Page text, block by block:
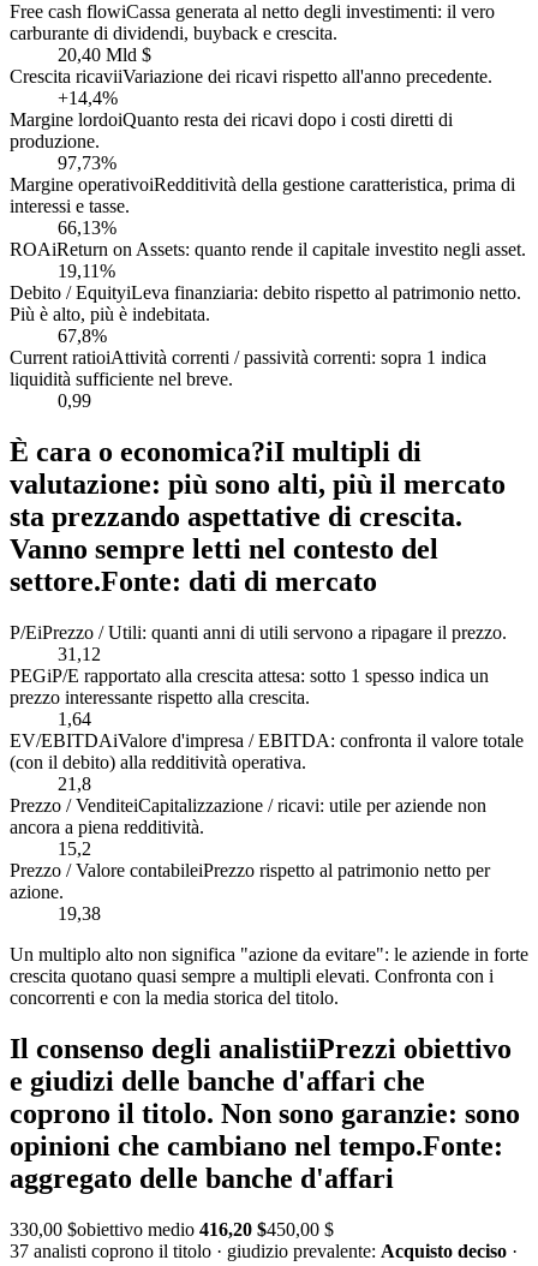
Free cash flowiCassa generata al netto degli investimenti: il vero
carburante di dividendi, buyback e crescita.
20,40 Mld $
Crescita ricaviiVariazione dei ricavi rispetto all'anno precedente.
+14,4%
Margine lordoiQuanto resta dei ricavi dopo i costi diretti di
produzione.
97,73%
Margine operativoiRedditività della gestione caratteristica, prima di
interessi e tasse.
66,13%
ROAiReturn on Assets: quanto rende il capitale investito negli asset.
19,11%
Debito / EquityiLeva finanziaria: debito rispetto al patrimonio netto.
Più è alto, più è indebitata.
67,8%
Current ratioiAttività correnti / passività correnti: sopra 1 indica
liquidità sufficiente nel breve.
0,99
È cara o economica?iI multipli di
valutazione: più sono alti, più il mercato
sta prezzando aspettative di crescita.
Vanno sempre letti nel contesto del
settore.Fonte: dati di mercato
P/EiPrezzo / Utili: quanti anni di utili servono a ripagare il prezzo.
31,12
PEGiP/E rapportato alla crescita attesa: sotto 1 spesso indica un
prezzo interessante rispetto alla crescita.
1,64
EV/EBITDAiValore d'impresa / EBITDA: confronta il valore totale
(con il debito) alla redditività operativa.
21,8
Prezzo / VenditeiCapitalizzazione / ricavi: utile per aziende non
ancora a piena redditività.
15,2
Prezzo / Valore contabileiPrezzo rispetto al patrimonio netto per
azione.
19,38
Un multiplo alto non significa "azione da evitare": le aziende in forte
crescita quotano quasi sempre a multipli elevati. Confronta con i
concorrenti e con la media storica del titolo.
Il consenso degli analistiiPrezzi obiettivo
e giudizi delle banche d'affari che
coprono il titolo. Non sono garanzie: sono
opinioni che cambiano nel tempo.Fonte:
aggregato delle banche d'affari
330,00 $obiettivo medio 416,20 $450,00 $
37 analisti coprono il titolo · giudizio prevalente: Acquisto deciso ·